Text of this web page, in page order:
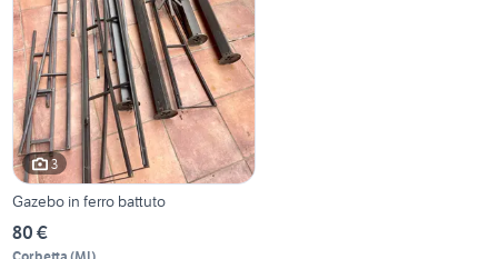
3
Gazebo in ferro battuto
80 €